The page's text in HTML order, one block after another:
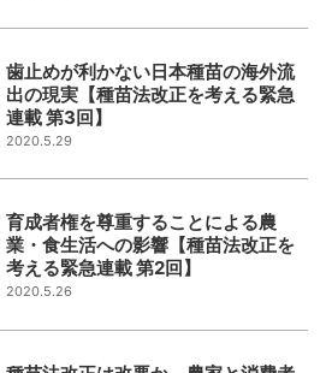
歯止めが利かない日本種苗の海外流
出の現実【種苗法改正を考える緊急
連載 第3回】
2020.5.29
育成者権を尊重することによる農
業・食生活への影響【種苗法改正を
考える緊急連載 第2回】
2020.5.26